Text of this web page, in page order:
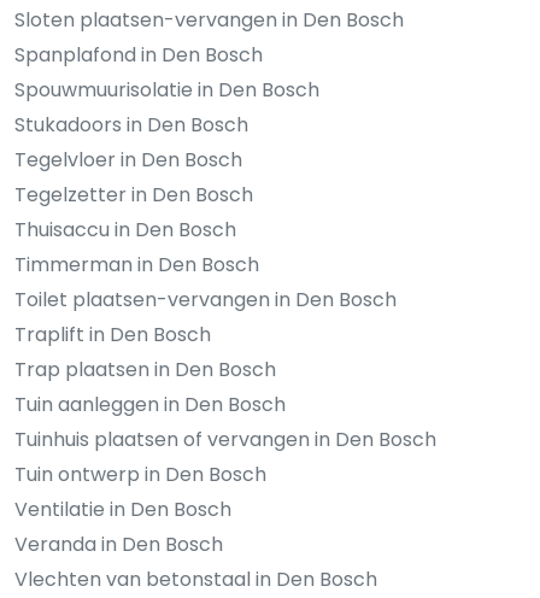
Sloten plaatsen-vervangen in Den Bosch
Spanplafond in Den Bosch
Spouwmuurisolatie in Den Bosch
Stukadoors in Den Bosch
Tegelvloer in Den Bosch
Tegelzetter in Den Bosch
Thuisaccu in Den Bosch
Timmerman in Den Bosch
Toilet plaatsen-vervangen in Den Bosch
Traplift in Den Bosch
Trap plaatsen in Den Bosch
Tuin aanleggen in Den Bosch
Tuinhuis plaatsen of vervangen in Den Bosch
Tuin ontwerp in Den Bosch
Ventilatie in Den Bosch
Veranda in Den Bosch
Vlechten van betonstaal in Den Bosch